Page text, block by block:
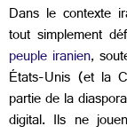
Dans le contexte
tout simplement
peuple iranien,
États-Unis (et la
partie de la
digital. Ils ne